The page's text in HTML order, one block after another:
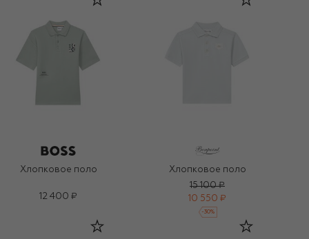
Хлопковое поло
12 400 ₽
Хлопковое поло
15 100 ₽
10 550 ₽
-30%